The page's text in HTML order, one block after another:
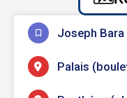
Joseph Bara
Palais